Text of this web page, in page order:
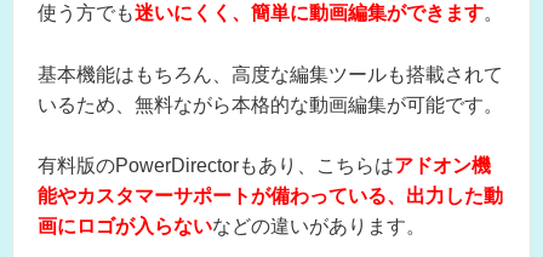
使う方でも迷いにくく、簡単に動画編集ができます。
基本機能はもちろん、高度な編集ツールも搭載されて
いるため、無料ながら本格的な動画編集が可能です。
有料版のPowerDirectorもあり、こちらはアドオン機
能やカスタマーサポートが備わっている、出力した動
画にロゴが入らないなどの違いがあります。